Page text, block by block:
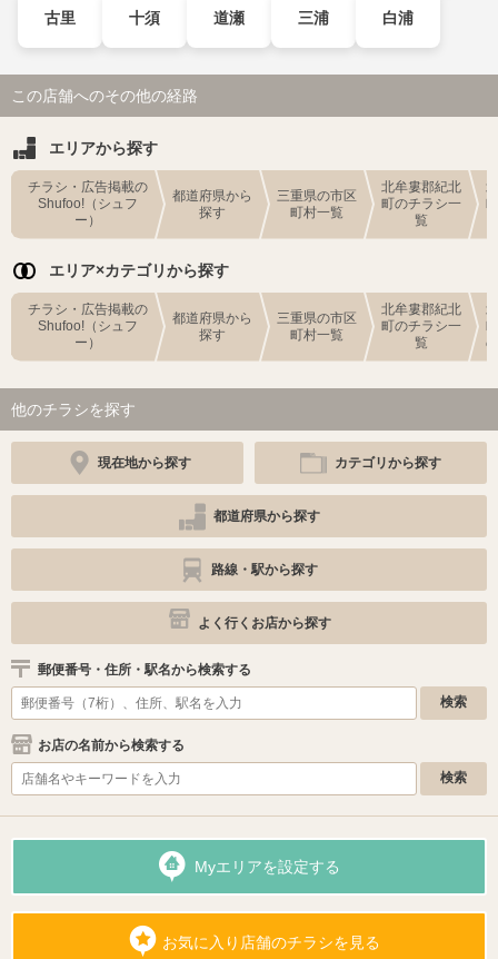
古里 十須 道瀬 三浦 白浦
この店舗へのその他の経路
エリアから探す
チラシ・広告掲載の
Shufoo!（シュフ
ー）
都道府県から
探す
三重県の市区
町村一覧
北牟婁郡紀北
町のチラシ一
覧
エリア×カテゴリから探す
チラシ・広告掲載の
Shufoo!（シュフ
ー）
都道府県から
探す
三重県の市区
町村一覧
北牟婁郡紀北
町のチラシ一
覧
他のチラシを探す
現在地から探す カテゴリから探す
都道府県から探す
路線・駅から探す
よく行くお店から探す
郵便番号・住所・駅名から検索する
お店の名前から検索する
Myエリアを設定する
お気に入り店舗のチラシを見る